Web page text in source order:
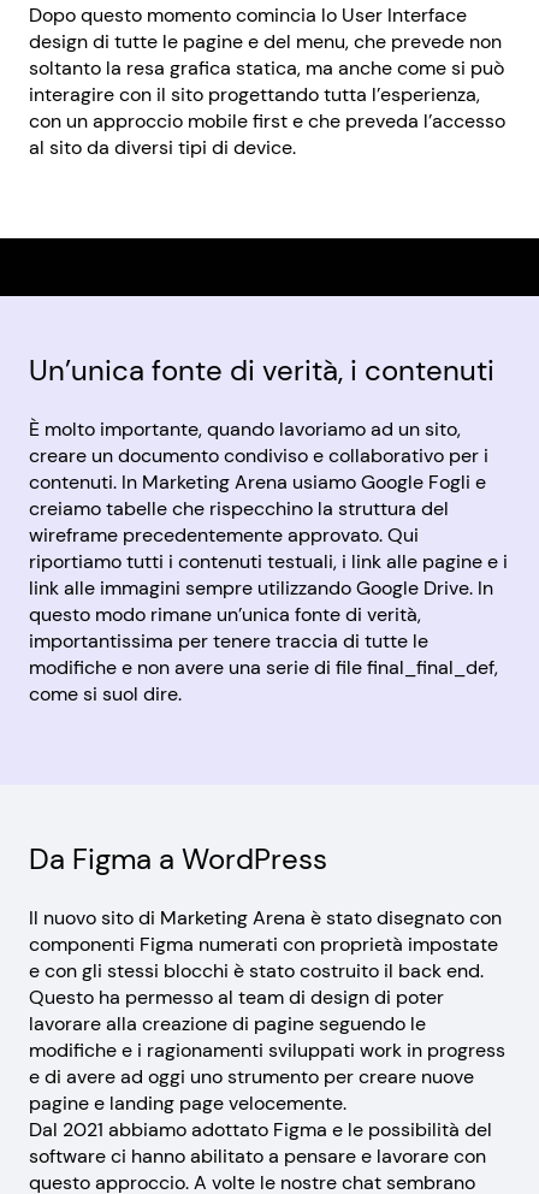
Dopo questo momento comincia lo User Interface
design di tutte le pagine e del menu, che prevede non
soltanto la resa grafica statica, ma anche come si può
interagire con il sito progettando tutta l’esperienza,
con un approccio mobile first e che preveda l’accesso
al sito da diversi tipi di device.
Un’unica fonte di verità, i contenuti
È molto importante, quando lavoriamo ad un sito,
creare un documento condiviso e collaborativo per i
contenuti. In Marketing Arena usiamo Google Fogli e
creiamo tabelle che rispecchino la struttura del
wireframe precedentemente approvato. Qui
riportiamo tutti i contenuti testuali, i link alle pagine e i
link alle immagini sempre utilizzando Google Drive. In
questo modo rimane un’unica fonte di verità,
importantissima per tenere traccia di tutte le
modifiche e non avere una serie di file final_final_def,
come si suol dire.
Da Figma a WordPress
Il nuovo sito di Marketing Arena è stato disegnato con
componenti Figma numerati con proprietà impostate
e con gli stessi blocchi è stato costruito il back end.
Questo ha permesso al team di design di poter
lavorare alla creazione di pagine seguendo le
modifiche e i ragionamenti sviluppati work in progress
e di avere ad oggi uno strumento per creare nuove
pagine e landing page velocemente.
Dal 2021 abbiamo adottato Figma e le possibilità del
software ci hanno abilitato a pensare e lavorare con
questo approccio. A volte le nostre chat sembrano